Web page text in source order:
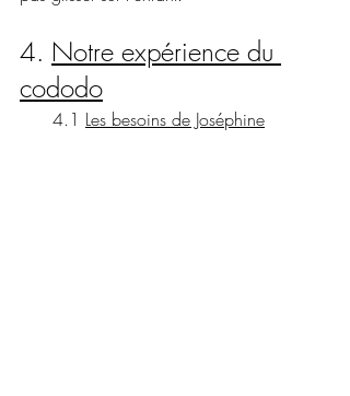
4. Notre expérience du
cododo
      4.1
Les besoins de Joséphine